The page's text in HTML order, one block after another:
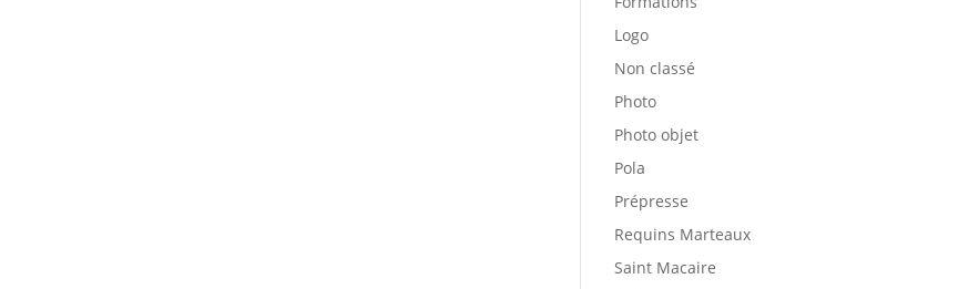
Logo
Non classé
Photo
Photo objet
Pola
Prépresse
Requins Marteaux
Saint Macaire